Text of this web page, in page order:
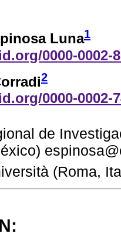
Luna1
0000-0002-
2
0000-0002-
de
(Roma,